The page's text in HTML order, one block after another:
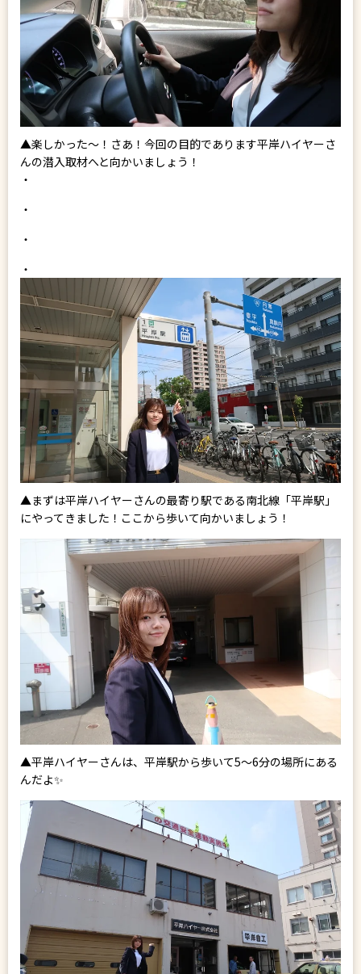
▲楽しかった～！さあ！今回の目的であります平岸ハイヤーさ
んの潜入取材へと向かいましょう！
・
・
・
・
▲まずは平岸ハイヤーさんの最寄り駅である南北線「平岸駅」
にやってきました！ここから歩いて向かいましょう！
▲平岸ハイヤーさんは、平岸駅から歩いて5～6分の場所にある
んだよ✨